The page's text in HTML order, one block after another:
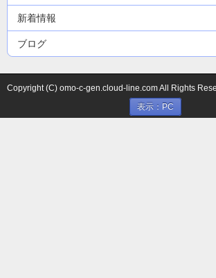
新着情報
ブログ
Copyright (C) omo-c-gen.cloud-line.com All Rights
表示：PC